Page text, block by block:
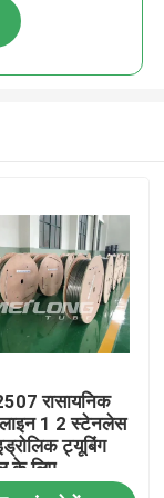
रासायनिक
1 2 स्टेनलेस
ट्यूबिंग
के लिए